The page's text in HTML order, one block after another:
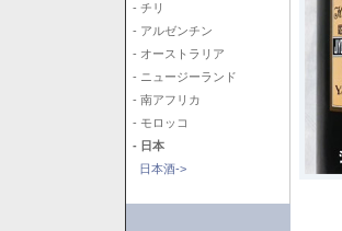
- チリ
- アルゼンチン
- オーストラリア
- ニュージーランド
- 南アフリカ
- モロッコ
- 日本
日本酒->